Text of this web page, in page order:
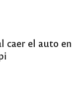
caer el auto en